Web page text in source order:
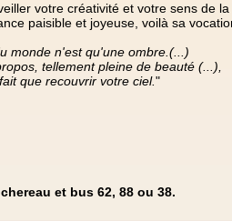
votre créativité et votre sens de
paisible et joyeuse, voilà sa
monde n'est qu'une ombre.(...)
tellement pleine de beauté (...),
que recouvrir votre ciel."
et bus 62, 88 ou 38.